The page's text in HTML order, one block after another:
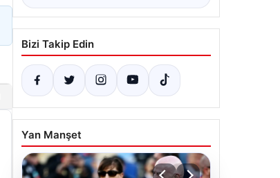
Bizi Takip Edin
Yan Manşet